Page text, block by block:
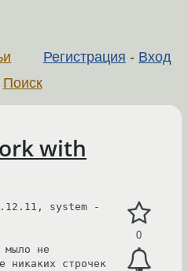
Регистрация - Вход
Поиск
with
0
system -
мыло не
никаких строчек